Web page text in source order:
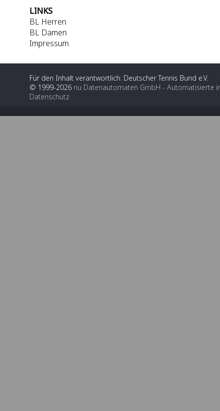
LINKS
BL Herren
BL Damen
Impressum
Für den Inhalt verantwortlich: Deutscher Tennis Bund e.V.
© 1999-2026 nu Datenautomaten GmbH - Automatisierte
Datenschutz